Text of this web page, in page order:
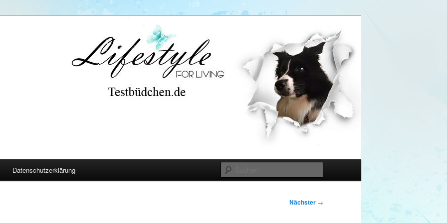
Datenschutzerklärung
Nächster →